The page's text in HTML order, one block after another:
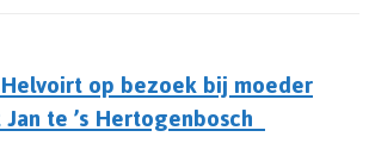
op bezoek bij moeder
te ’s Hertogenbosch